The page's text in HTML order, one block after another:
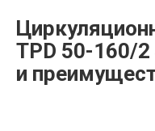
TPD 50-160/2
и